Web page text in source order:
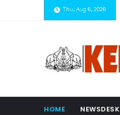
Thu, Aug 6, 2026
HOME NEWSDESK